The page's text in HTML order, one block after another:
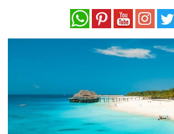
ديكور
أخبار